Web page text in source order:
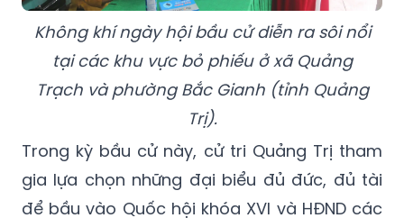
Không khí ngày hội bầu cử diễn ra sôi nổi
tại các khu vực bỏ phiếu ở xã Quảng
Trạch và phường Bắc Gianh (tỉnh Quảng
Trị).
Trong kỳ bầu cử này, cử tri Quảng Trị tham
gia lựa chọn những đại biểu đủ đức, đủ tài
để bầu vào Quốc hội khóa XVI và HĐND các